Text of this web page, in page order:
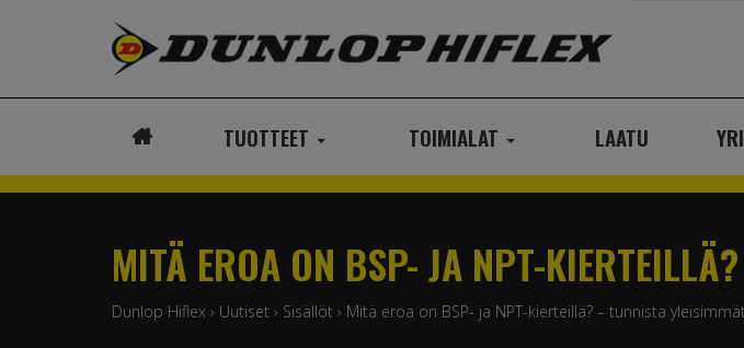
TUOTTEET TOIMIALAT LAATU
MITÄ EROA ON BSP- JA NPT-
Dunlop Hiflex › Uutiset › Sisällöt › Mitä eroa on BSP- ja NPT-kierteillä? – tunnista